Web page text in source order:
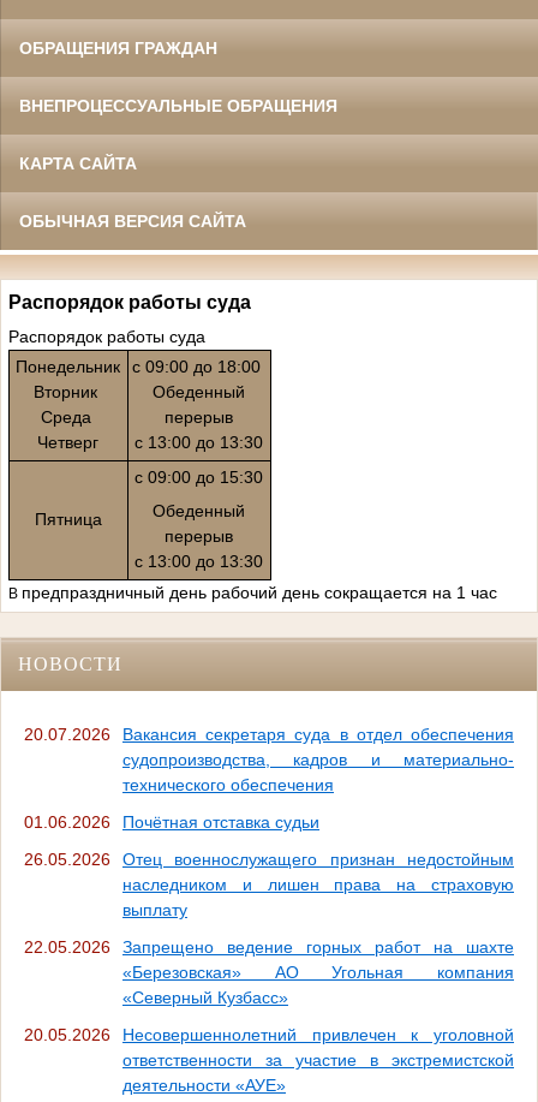
ОБРАЩЕНИЯ ГРАЖДАН
ВНЕПРОЦЕССУАЛЬНЫЕ ОБРАЩЕНИЯ
КАРТА САЙТА
ОБЫЧНАЯ ВЕРСИЯ САЙТА
Распорядок работы суда
Распорядок работы суда
Понедельник
Вторник
Среда
Четверг
с 09:00 до 18:00
Обеденный
перерыв
с 13:00 до 13:30
Пятница
с 09:00 до 15:30
Обеденный
перерыв
с 13:00 до 13:30
В предпраздничный день рабочий день сокращается на 1 час
НОВОСТИ
20.07.2026
Вакансия секретаря суда в отдел обеспечения
судопроизводства, кадров и материально-
технического обеспечения
01.06.2026
Почётная отставка судьи
26.05.2026
Отец военнослужащего признан недостойным
наследником и лишен права на страховую
выплату
22.05.2026
Запрещено ведение горных работ на шахте
«Березовская» АО Угольная компания
«Северный Кузбасс»
20.05.2026
Несовершеннолетний привлечен к уголовной
ответственности за участие в экстремистской
деятельности «АУЕ»